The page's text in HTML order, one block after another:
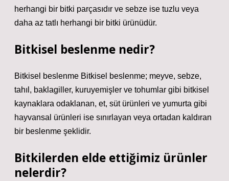
herhangi bir bitki parçasıdır ve sebze ise tuzlu veya
daha az tatlı herhangi bir bitki ürünüdür.
Bitkisel beslenme nedir?
Bitkisel beslenme Bitkisel beslenme; meyve, sebze,
tahıl, baklagiller, kuruyemişler ve tohumlar gibi bitkisel
kaynaklara odaklanan, et, süt ürünleri ve yumurta gibi
hayvansal ürünleri ise sınırlayan veya ortadan kaldıran
bir beslenme şeklidir.
Bitkilerden elde ettiğimiz ürünler
nelerdir?